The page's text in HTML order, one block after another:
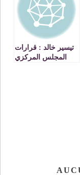
تيسير خالد : قرارات
المجلس المركزي